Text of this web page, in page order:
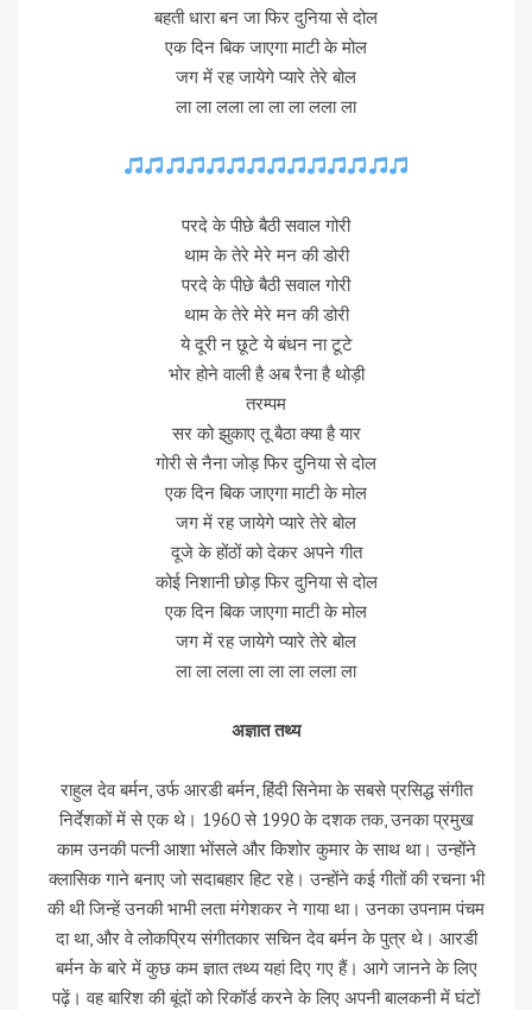
बहती धारा बन जा फिर दुनिया से दोल
एक दिन बिक जाएगा माटी के मोल
जग में रह जायेगे प्यारे तेरे बोल
ला ला लला ला ला ला लला ला
परदे के पीछे बैठी सवाल गोरी
थाम के तेरे मेरे मन की डोरी
परदे के पीछे बैठी सवाल गोरी
थाम के तेरे मेरे मन की डोरी
ये दूरी न छूटे ये बंधन ना टूटे
भोर होने वाली है अब रैना है थोड़ी
तरम्पम
सर को झुकाए तू बैठा क्या है यार
गोरी से नैना जोड़ फिर दुनिया से दोल
एक दिन बिक जाएगा माटी के मोल
जग में रह जायेगे प्यारे तेरे बोल
दूजे के होंठों को देकर अपने गीत
कोई निशानी छोड़ फिर दुनिया से दोल
एक दिन बिक जाएगा माटी के मोल
जग में रह जायेगे प्यारे तेरे बोल
ला ला लला ला ला ला लला ला
अज्ञात तथ्य
राहुल देव बर्मन, उर्फ ​​आरडी बर्मन, हिंदी सिनेमा के सबसे प्रसिद्ध संगीत
निर्देशकों में से एक थे। 1960 से 1990 के दशक तक, उनका प्रमुख
काम उनकी पत्नी आशा भोंसले और किशोर कुमार के साथ था। उन्होंने
क्लासिक गाने बनाए जो सदाबहार हिट रहे। उन्होंने कई गीतों की रचना भी
की थी जिन्हें उनकी भाभी लता मंगेशकर ने गाया था। उनका उपनाम पंचम
दा था, और वे लोकप्रिय संगीतकार सचिन देव बर्मन के पुत्र थे। आरडी
बर्मन के बारे में कुछ कम ज्ञात तथ्य यहां दिए गए हैं। आगे जानने के लिए
पढ़ें। वह बारिश की बूंदों को रिकॉर्ड करने के लिए अपनी बालकनी में घंटों